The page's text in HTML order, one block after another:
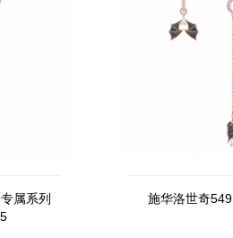
属系列
施华洛世奇